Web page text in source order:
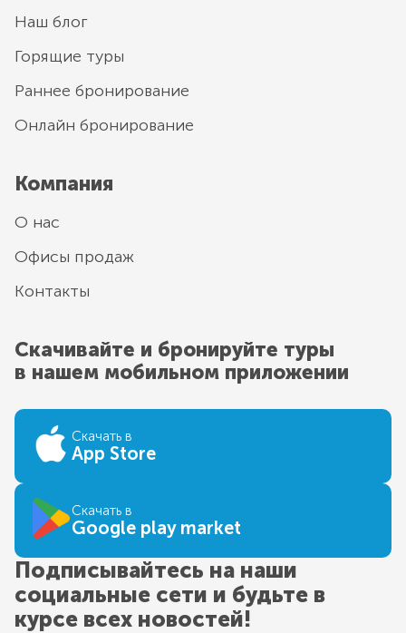
Наш блог
Горящие туры
Раннее бронирование
Онлайн бронирование
Компания
О нас
Офисы продаж
Контакты
Скачивайте и бронируйте туры
в нашем мобильном приложении
Скачать в
App Store
Скачать в
Google play market
Подписывайтесь на наши
социальные сети и будьте в
курсе всех новостей!